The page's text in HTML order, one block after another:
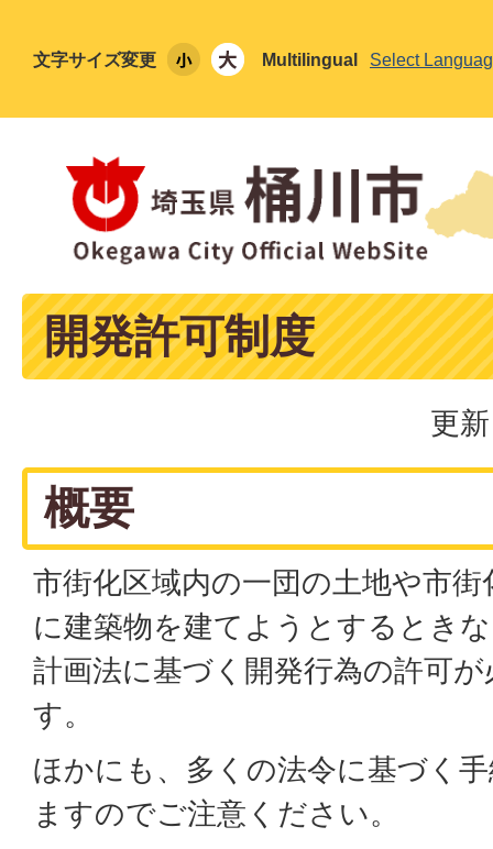
文字サイズ変更 Multilingual Select
開発許可制度
更
概要
市街化区域内の一団の土地や市
に建築物を建てようとするとき
計画法に基づく開発行為の許可
す。
ほかにも、多くの法令に基づく
ますのでご注意ください。